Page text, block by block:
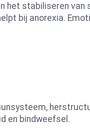
het stabiliseren
bij anorexia.
en bindweefsel.